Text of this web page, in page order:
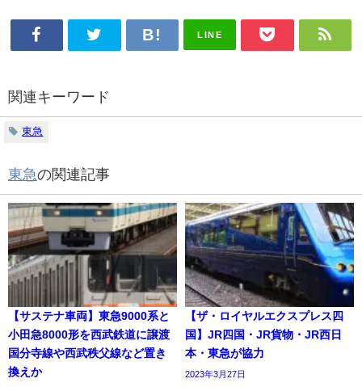
LINE
関連キーワード
東急
東急の関連記事
【サステナ車両】東急9000系と
小田急8000形を西武鉄道に譲渡
国分寺線や西武秩父線など置き
換えか
【ザ・ロイヤルエクスプレス四
国】JR四国・JR貨物・JR西日
本・東急が協力
2023年3月27日